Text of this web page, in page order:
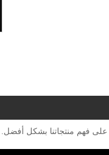
على فهم منتجاتنا بشكل أفضل.